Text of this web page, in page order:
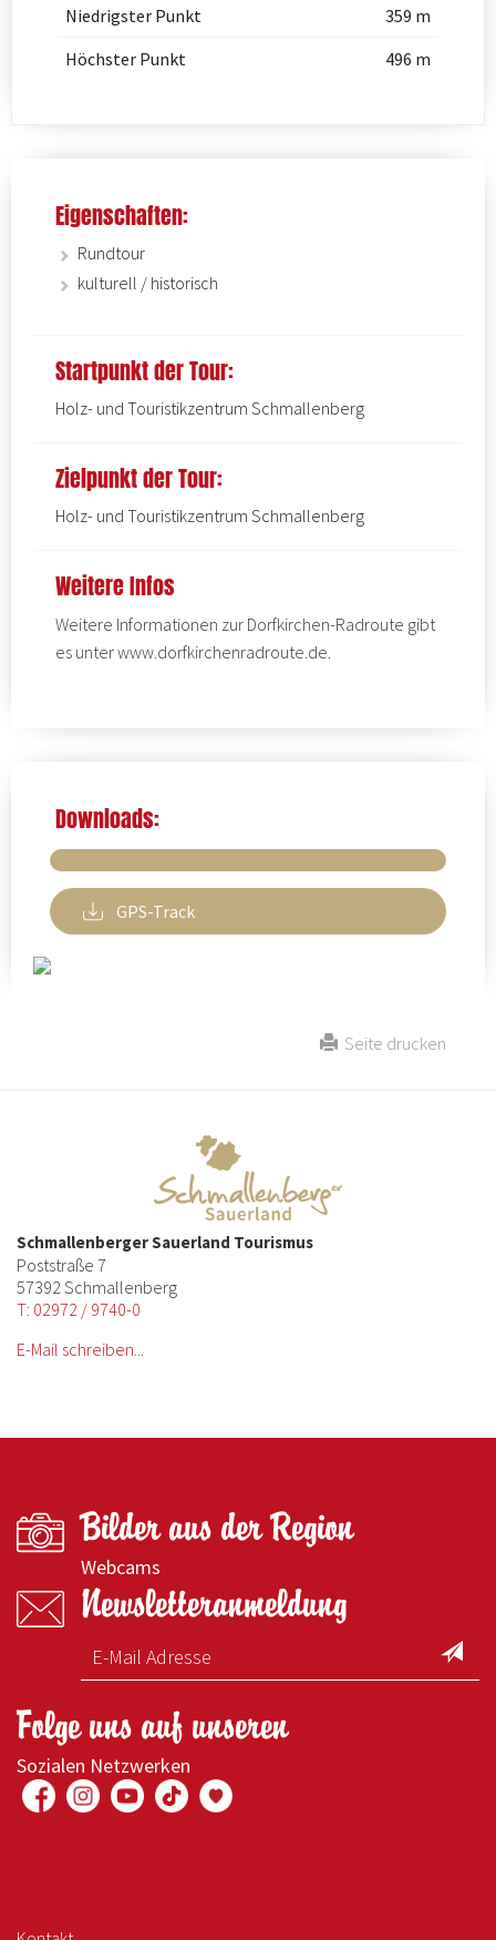
Niedrigster Punkt
359 m
Höchster Punkt
496 m
Eigenschaften:
Rundtour
kulturell / historisch
Startpunkt der Tour:
Holz- und Touristikzentrum Schmallenberg
Zielpunkt der Tour:
Holz- und Touristikzentrum Schmallenberg
Weitere Infos
Weitere Informationen zur Dorfkirchen-Radroute gibt
es unterwww.dorfkirchenradroute.de.
Downloads:
GPS-Track
Seite drucken
Schmallenberger Sauerland Tourismus
Poststraße 7
57392 Schmallenberg
T: 02972 / 9740-0
E-Mail schreiben...
Bilder aus der Region
Webcams
Newsletteranmeldung
Folge uns auf unseren
Sozialen Netzwerken